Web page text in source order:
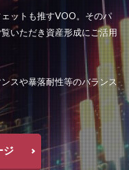
ットも推すVOO。そのパ
いただき資産形成にご活用
スや暴落耐性等のバランス
ジ